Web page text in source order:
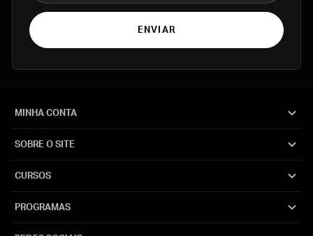
ENVIAR
MINHA CONTA
SOBRE O SITE
CURSOS
PROGRAMAS